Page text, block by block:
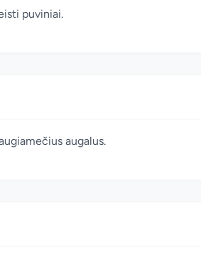
puviniai.
augalus.